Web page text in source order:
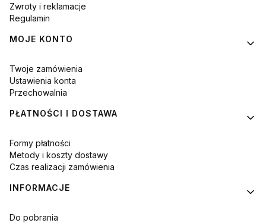
Zwroty i reklamacje
Regulamin
MOJE KONTO
Twoje zamówienia
Ustawienia konta
Przechowalnia
PŁATNOŚCI I DOSTAWA
Formy płatności
Metody i koszty dostawy
Czas realizacji zamówienia
INFORMACJE
Do pobrania